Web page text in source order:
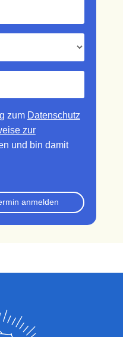
zum Datenschutz
zur
und bin damit
anmelden